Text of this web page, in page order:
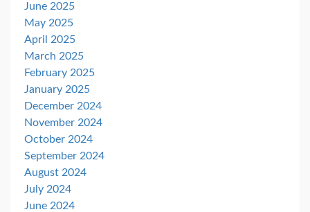
June 2025
May 2025
April 2025
March 2025
February 2025
January 2025
December 2024
November 2024
October 2024
September 2024
August 2024
July 2024
June 2024